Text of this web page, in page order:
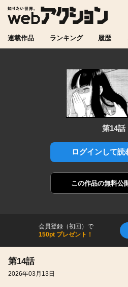
連載作品 ランキング 履歴
第14話
ログインして読
この作品の無料公
会員登録（初回）で
150pt プレゼント！
第14話
2026年03月13日